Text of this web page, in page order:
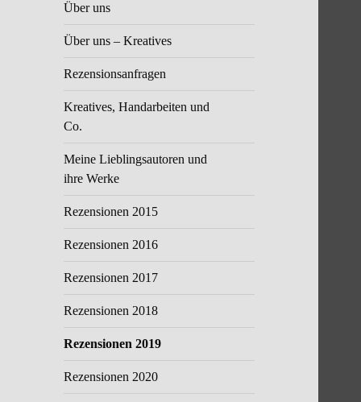
Über uns
Über uns – Kreatives
Rezensionsanfragen
Kreatives, Handarbeiten und
Co.
Meine Lieblingsautoren und
ihre Werke
Rezensionen 2015
Rezensionen 2016
Rezensionen 2017
Rezensionen 2018
Rezensionen 2019
Rezensionen 2020